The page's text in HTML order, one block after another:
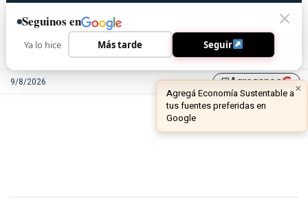
9/8/2026 library_addAgreganos
Seguinos en
Ya lo hice Más tarde Seguir